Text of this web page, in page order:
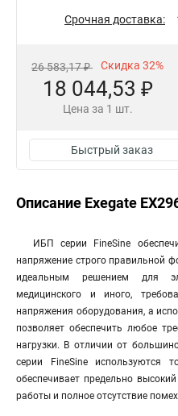
Срочная доставка:
26 583,17 ₽ Скидка 32%
18 044,53 ₽
Цена за 1 шт.
Быстрый заказ
Описание Exegate
ИБП серии FineSine
напряжение строго правильной
идеальным решением для
медицинского и иного,
напряжения оборудования, а
позволяет обеспечить любое
нагрузки. В отличии от
серии FineSine используются
обеспечивает предельно
работы и полное отсутствие